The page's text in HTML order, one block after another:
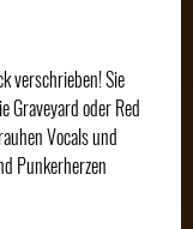
verschrieben! Sie
Graveyard oder Red
Vocals und
Punkerherzen